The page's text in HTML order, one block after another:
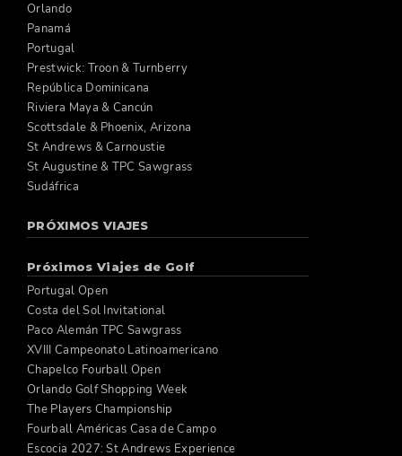
Orlando
Panamá
Portugal
Prestwick: Troon & Turnberry
República Dominicana
Riviera Maya & Cancún
Scottsdale & Phoenix, Arizona
St Andrews & Carnoustie
St Augustine & TPC Sawgrass
Sudáfrica
PRÓXIMOS VIAJES
Próximos Viajes de Golf
Portugal Open
Costa del Sol Invitational
Paco Alemán TPC Sawgrass
XVIII Campeonato Latinoamericano
Chapelco Fourball Open
Orlando Golf Shopping Week
The Players Championship
Fourball Américas Casa de Campo
Escocia 2027: St Andrews Experience